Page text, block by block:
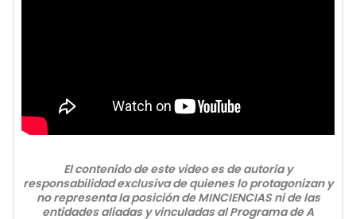
El contenido de este video es de autoría y
responsabilidad exclusiva de quienes lo protagonizan y
no representa la posición de MINCIENCIAS ni de las
entidades aliadas y vinculadas al Programa de A